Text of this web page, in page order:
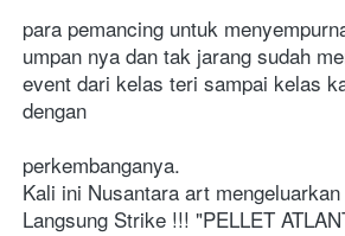
para pemancing untuk
umpan nya dan tak jarang sudah
event dari kelas teri sampai kelas
dengan
perkembanganya.
Kali ini Nusantara art
Langsung Strike !!! "PELLET